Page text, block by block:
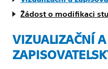
Žádost o modifikaci
VIZUALIZAČNÍ A